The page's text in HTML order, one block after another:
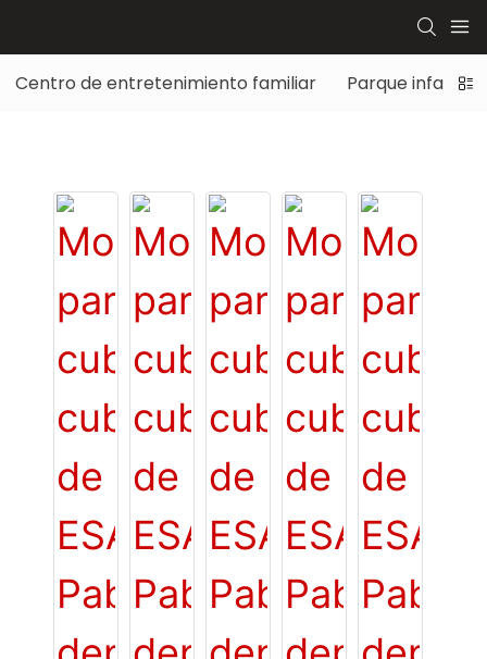
Centro de entretenimiento familiar Parque infantil